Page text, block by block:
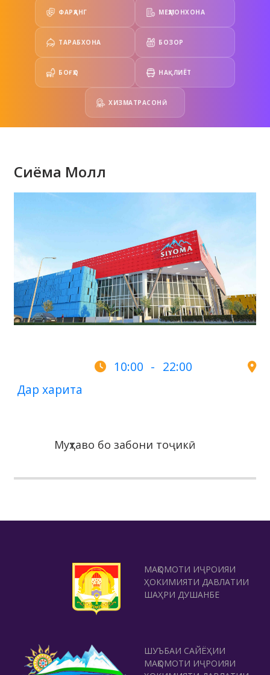
ФАРҲАНГ МЕҲМОНХОНА
ТАРАБХОНА БОЗОР
БОҒҲО НАҚЛИЁТ
ХИЗМАТРАСОНӢ
Сиёма Молл
10:00 - 22:00
Дар харита
Муҳтаво бо забони тоҷикӣ
МАҚОМОТИ ИҶРОИЯИ
ҲОКИМИЯТИ ДАВЛАТИИ
ШАҲРИ ДУШАНБЕ
ШУЪБАИ САЙЁҲИИ
МАҚОМОТИ ИҶРОИЯИ